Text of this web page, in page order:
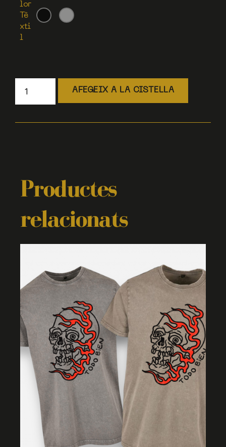
lor
Tè
xti
l
AFEGEIX A LA CISTELLA
Productes
relacionats